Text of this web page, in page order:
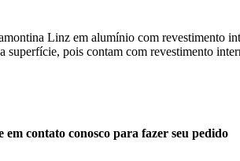
Linz em alumínio com revestimento
pois contam com revestimento
contato conosco para fazer seu pedido